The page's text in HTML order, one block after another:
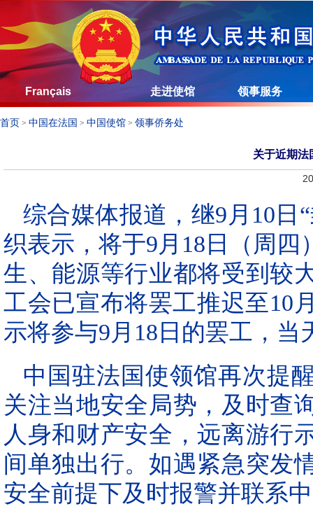
Français 走进使馆 领事服务
首页 > 中国在法国 > 中国使馆 > 领事侨务处
关于近期法
综合媒体报道，继9月10日
织表示，将于9月18日（周
生、能源等行业都将受到较
工会已宣布将罢工推迟至10
示将参与9月18日的罢工，
中国驻法国使领馆再次提
关注当地安全局势，及时查
人身和财产安全，远离游行
间单独出行。如遇紧急突发
安全前提下及时报警并联系